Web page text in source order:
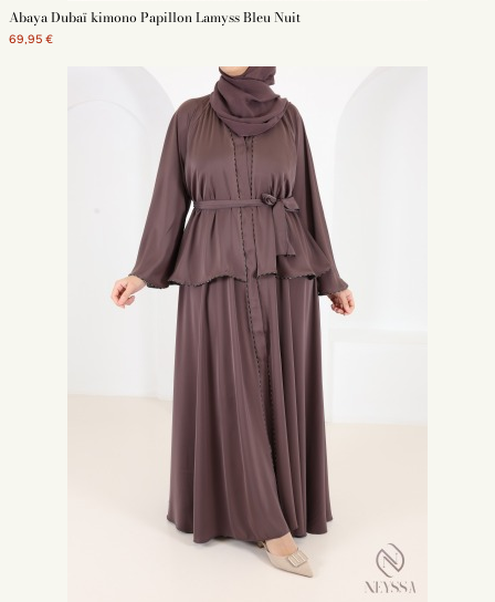
Abaya Dubaï kimono Papillon Lamyss Bleu Nuit
69,95 €